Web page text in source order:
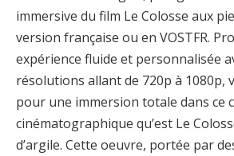
immersive du film Le Colosse aux
version française ou en VOSTFR.
expérience fluide et personnalisée
résolutions allant de 720p à 1080p,
pour une immersion totale dans ce
cinématographique qu’est Le
d’argile. Cette oeuvre, portée par